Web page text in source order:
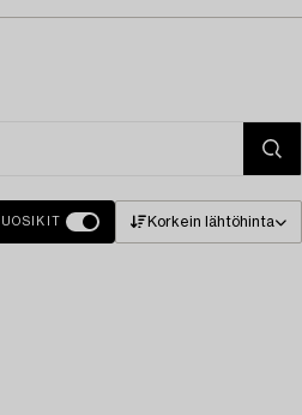
Korkein lähtöhinta